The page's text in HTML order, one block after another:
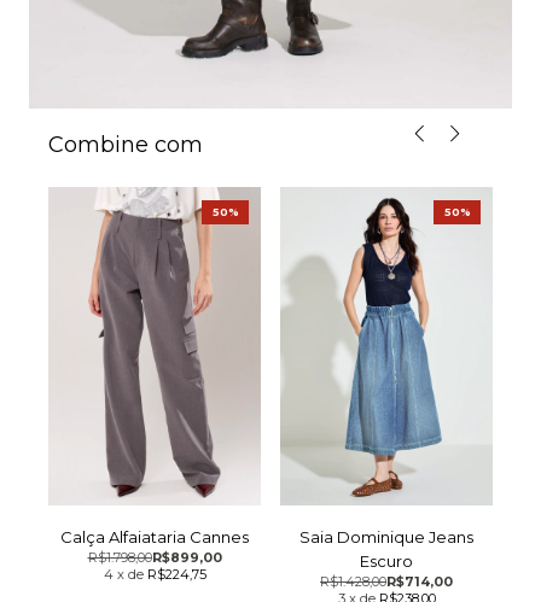
Combine com
Calça Alfaiataria Cannes
R$899,00
R$1.798,00
4 x de R$224,75
50%
Saia Dominique Jeans
Escuro
R$714,00
R$1.428,00
3 x de R$238,00
50%